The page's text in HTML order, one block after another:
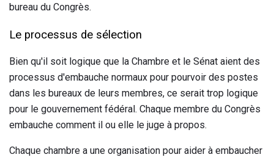
bureau du Congrès.
Le processus de sélection
Bien qu'il soit logique que la Chambre et le Sénat aient des
processus d'embauche normaux pour pourvoir des postes
dans les bureaux de leurs membres, ce serait trop logique
pour le gouvernement fédéral. Chaque membre du Congrès
embauche comment il ou elle le juge à propos.
Chaque chambre a une organisation pour aider à embaucher